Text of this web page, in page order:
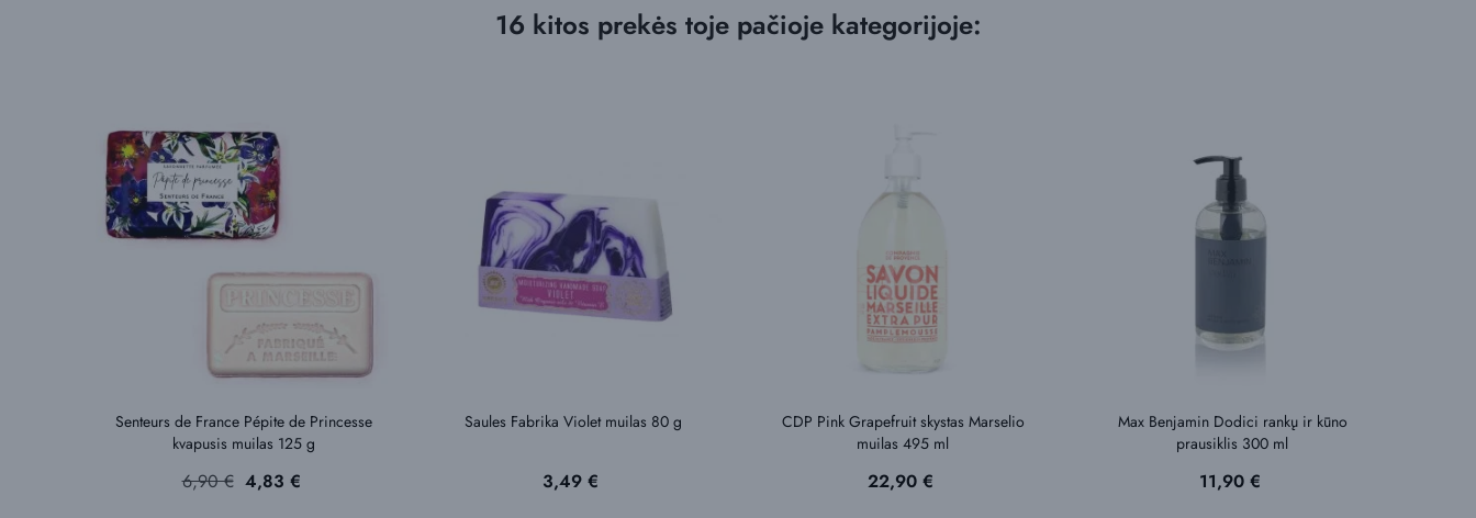
16 kitos prekės toje pačioje kategorijoje:
Senteurs de France Pépite de Princesse
kvapusis muilas 125 g
Bazinė
6,90 € Kaina
4,83 €
Saules Fabrika Violet muilas 80 g
Kaina
3,49 €
CDP Pink Grapefruit skystas Marselio
muilas 495 ml
Kaina
22,90 €
Max Benjamin Dodici rankų ir kūno
prausiklis 300 ml
Kaina
11,90 €